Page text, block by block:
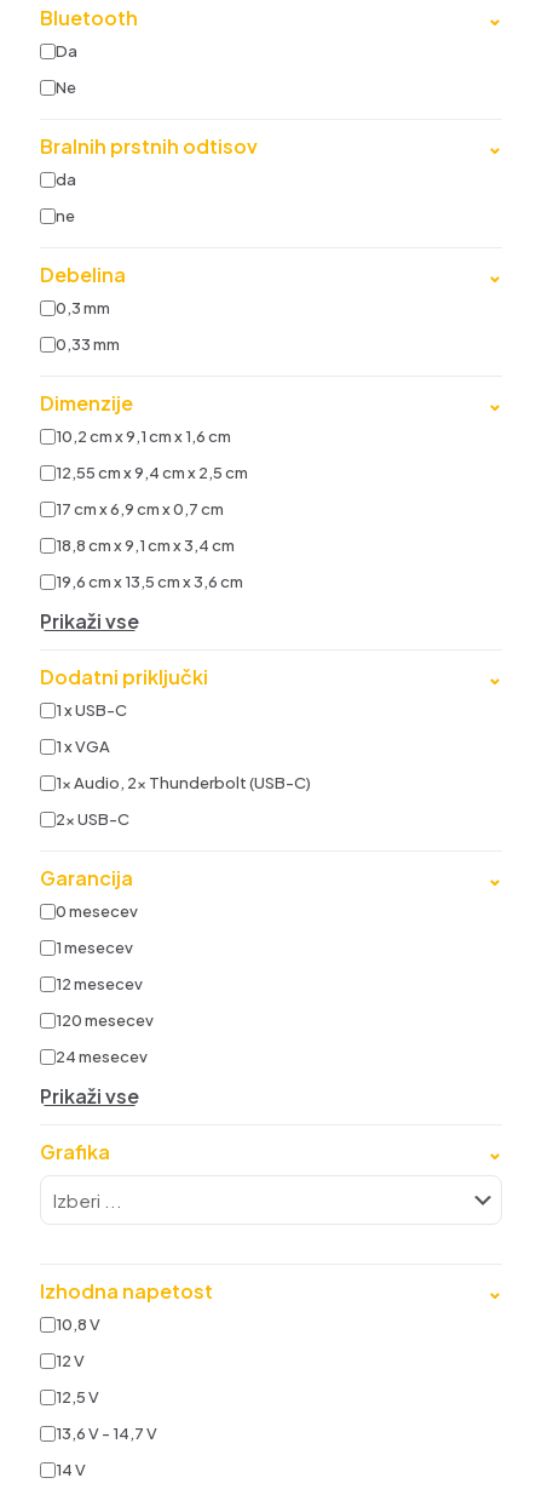
Bluetooth ⌄
Da
Ne
Bralnih prstnih odtisov ⌄
da
ne
Debelina ⌄
0,3 mm
0,33 mm
Dimenzije ⌄
10,2 cm x 9,1 cm x 1,6 cm
12,55 cm x 9,4 cm x 2,5 cm
17 cm x 6,9 cm x 0,7 cm
18,8 cm x 9,1 cm x 3,4 cm
19,6 cm x 13,5 cm x 3,6 cm
Prikaži vse
Dodatni priključki ⌄
1 x USB-C
1 x VGA
1x Audio, 2x Thunderbolt (USB-C)
2x USB-C
Garancija ⌄
0 mesecev
1 mesecev
12 mesecev
120 mesecev
24 mesecev
Prikaži vse
Grafika ⌄
Izhodna napetost ⌄
10,8 V
12 V
12,5 V
13,6 V - 14,7 V
14 V